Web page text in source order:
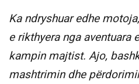
Ka ndryshuar edhe
e rikthyera nga aventuara
kampin majtist. Ajo,
mashtrimin dhe